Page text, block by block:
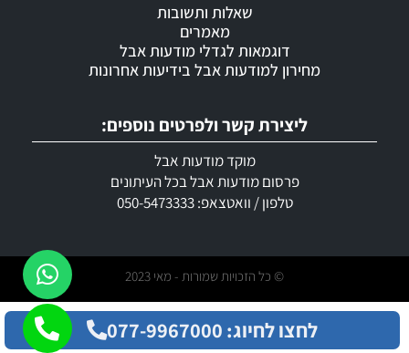
ליצירת קשר ולפרטים נוספים:
מוקד מודעות אבל
פרסום מודעות אבל בכל העיתונים
טלפון / וואטצאפ: 050-5473333
שאלות ותשובות
מאמרים
דוגמאות לגדלי מודעות אבל
מחירון למודעות אבל בידיעות אחרונות
© כל הזכויות שמורות - מאי 2023
לחצו לחיוג: 077-9967000